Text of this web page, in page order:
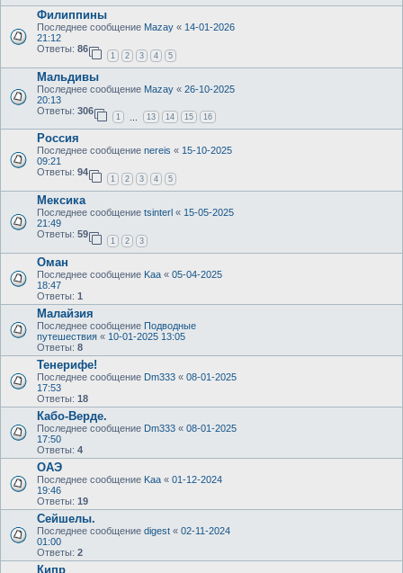
Филиппины
Последнее сообщение Mazay « 14-01-2026
21:12
Ответы: 86
1 2 3 4 5
Мальдивы
Последнее сообщение Mazay « 26-10-2025
20:13
Ответы: 306
1 13 14 15 16
Россия
Последнее сообщение nereis « 15-10-2025
09:21
Ответы: 94
1 2 3 4 5
Мексика
Последнее сообщение tsinterl « 15-05-2025
21:49
Ответы: 59
1 2 3
Оман
Последнее сообщение Kaa « 05-04-2025
18:47
Ответы: 1
Малайзия
Последнее сообщение Подводные
путешествия « 10-01-2025 13:05
Ответы: 8
Тенерифе!
Последнее сообщение Dm333 « 08-01-2025
17:53
Ответы: 18
Кабо-Верде.
Последнее сообщение Dm333 « 08-01-2025
17:50
Ответы: 4
ОАЭ
Последнее сообщение Kaa « 01-12-2024
19:46
Ответы: 19
Сейшелы.
Последнее сообщение digest « 02-11-2024
01:00
Ответы: 2
Кипр